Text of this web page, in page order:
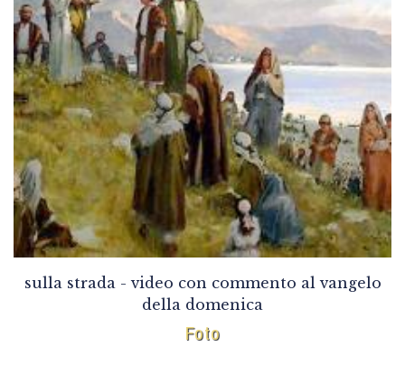
sulla strada - video con commento al vangelo
della domenica
Foto